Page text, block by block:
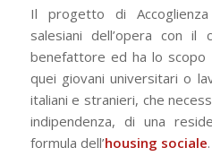
Il progetto di
salesiani dell’opera con
benefattore ed ha lo scopo
quei giovani universitari o
italiani e stranieri, che
indipendenza, di una
formula dell’housing sociale.